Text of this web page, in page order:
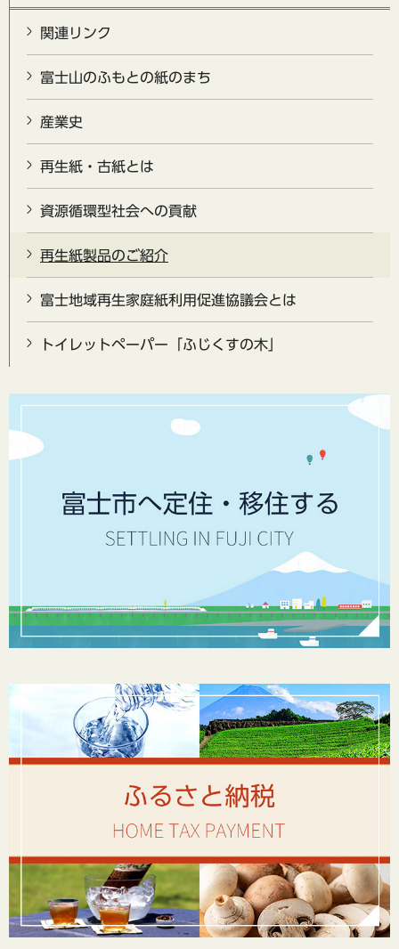
関連リンク
富士山のふもとの紙のまち
産業史
再生紙・古紙とは
資源循環型社会への貢献
再生紙製品のご紹介
富士地域再生家庭紙利用促進協議会とは
トイレットペーパー「ふじくすの木」